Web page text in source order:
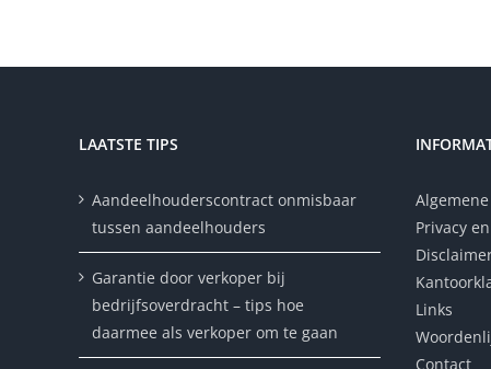
LAATSTE TIPS
Aandeelhouderscontract onmisbaar
tussen aandeelhouders
Garantie door verkoper bij
bedrijfsoverdracht – tips hoe
daarmee als verkoper om te gaan
Privacy
Links
Contact